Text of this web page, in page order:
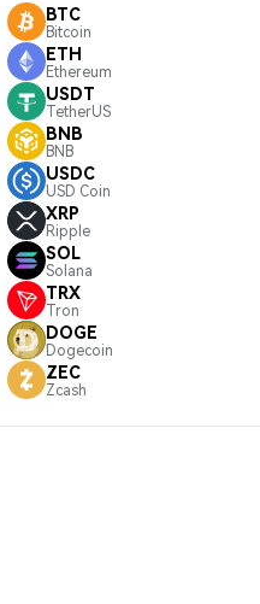
BTC
Bitcoin
ETH
Ethereum
USDT
TetherUS
BNB
BNB
USDC
USD Coin
XRP
Ripple
SOL
Solana
TRX
Tron
DOGE
Dogecoin
ZEC
Zcash